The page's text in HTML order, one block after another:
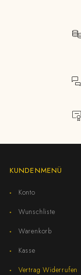
KUNDENMENÜ
Konto
Wunschliste
Warenkorb
Kasse
Vertrag Widerrufen